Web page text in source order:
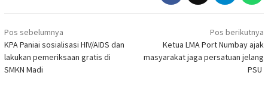
Navigasi
pos
Pos sebelumnya
KPA Paniai sosialisasi HIV/AIDS dan
lakukan pemeriksaan gratis di
SMKN Madi
Pos berikutnya
Ketua LMA Port Numbay ajak
masyarakat jaga persatuan jelang
PSU